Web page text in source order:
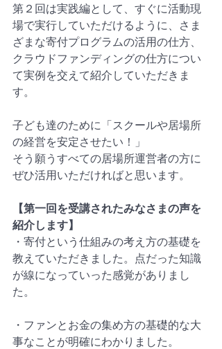
第２回は実践編として、すぐに活動現
場で実行していただけるように、さま
ざまな寄付プログラムの活用の仕方、
クラウドファンディングの仕方につい
て実例を交えて紹介していただきま
す。
子ども達のために「スクールや居場所
の経営を安定させたい！」
そう願うすべての居場所運営者の方に
ぜひ活用いただければと思います。
【第一回を受講されたみなさまの声を
紹介します】
・寄付という仕組みの考え方の基礎を
教えていただきました。点だった知識
が線になっていった感覚がありまし
た。
・ファンとお金の集め方の基礎的な大
事なことが明確にわかりました。